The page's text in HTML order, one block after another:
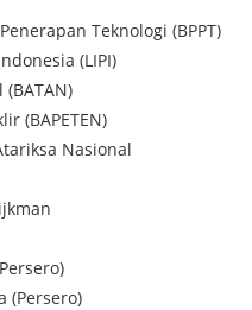
Teknologi (BPPT)
(LIPI)
(BAPETEN)
Nasional
(Persero)